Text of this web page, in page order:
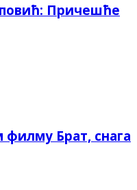
Причешће
Брат, снага